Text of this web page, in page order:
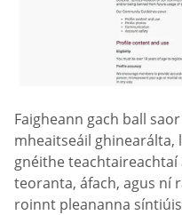
Faigheann gach ball
mheaitseáil ghinearálta,
gnéithe
teoranta, áfach, agus ní
roinnt pleananna